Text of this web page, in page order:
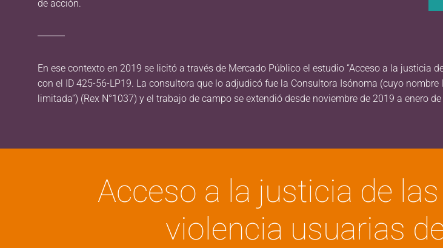
de acción.
En ese contexto en 2019 se licitó a través de Mercado Público el estudio “Acceso a la justicia
con el ID 425-56-LP19. La consultora que lo adjudicó fue la Consultora Isónoma (cuyo
limitada”) (Rex N°1037) y el trabajo de campo se extendió desde noviembre de 2019 a enero
Acceso a la justicia de
violencia usuarias